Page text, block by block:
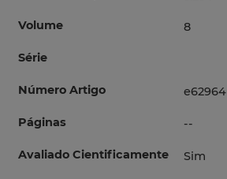
Volume 8
Série
Número Artigo e62964
Páginas --
Avaliado Cientificamente Sim